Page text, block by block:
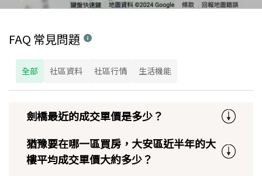
FAQ 常見問題
全部 社區資料 社區行情 生活機能
劍橋最近的成交單價是多少？
猶豫要在哪一區買房，大安區近半年的大
樓平均成交單價大約多少？